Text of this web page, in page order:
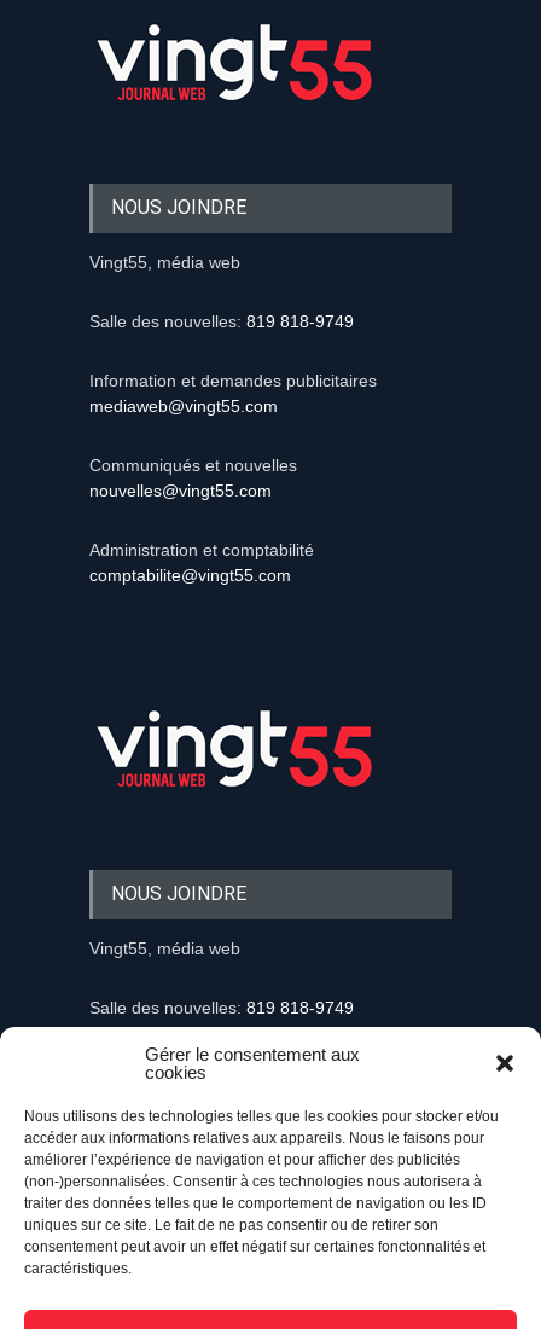
Gérer le consentement aux
cookies
Nous utilisons des technologies telles que les cookies pour stocker et/ou
accéder aux informations relatives aux appareils. Nous le faisons pour
améliorer l’expérience de navigation et pour afficher des publicités
(non-)personnalisées. Consentir à ces technologies nous autorisera à
traiter des données telles que le comportement de navigation ou les ID
uniques sur ce site. Le fait de ne pas consentir ou de retirer son
consentement peut avoir un effet négatif sur certaines fonctonnalités et
caractéristiques.
NOUS JOINDRE
Vingt55, média web
Salle des nouvelles: 819 818-9749
Information et demandes publicitaires
mediaweb@vingt55.com
Communiqués et nouvelles
nouvelles@vingt55.com
Administration et comptabilité
comptabilite@vingt55.com
NOUS JOINDRE
Vingt55, média web
Salle des nouvelles: 819 818-9749
Information et demandes publicitaires
Communiqués et nouvelles
nouvelles@vingt55.com
Administration et comptabilité
comptabilite@vingt55.com